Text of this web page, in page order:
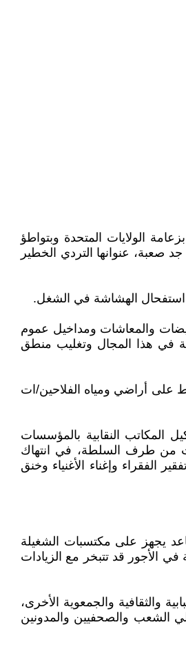
الغربية بزعامة الولايات المتحدة وبتواطؤ
المغربية إلى جانب سائر عاملات وعمال العالم، عيدها الأممي، فاتح ماي 2024، في ظروف جد صعبة، عنوانها التردي الخطير
استفحال الهشاشة في الشغل.
والمعاشات ومداخيل عموم
في هذا المجال وتغليب منطق
على أراضي ومياه الفلاحين/ات
المكاتب النقابية بالمؤسسات
من طرف السلطة، في انتهاك
وإغناء الأغنياء وخنق
وقانون للتقاعد يجهز على مكتسبات الشغيلة
هزيلة في الأجور قد تتبخر مع الزيادات
والثقافية والجمعوية الأخرى،
الشعب والصحفيين والمدونين